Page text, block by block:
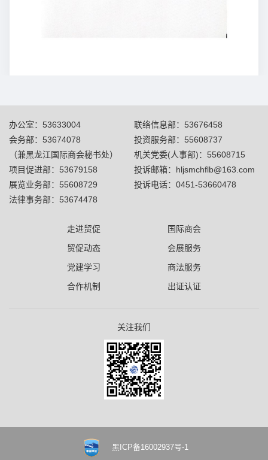
办公室：53633004
会务部：53674078
（兼黑龙江国际商会秘书处）
项目促进部：53679158
展览业务部：55608729
法律事务部：53674478
联络信息部：53676458
投资服务部：55608737
机关党委(人事部)：55608715
投诉邮箱：hljsmchflb@163.com
投诉电话：0451-53660478
走进贸促
国际商会
贸促动态
会展服务
党建学习
商法服务
合作机制
出证认证
关注我们
黑ICP备16002937号-1